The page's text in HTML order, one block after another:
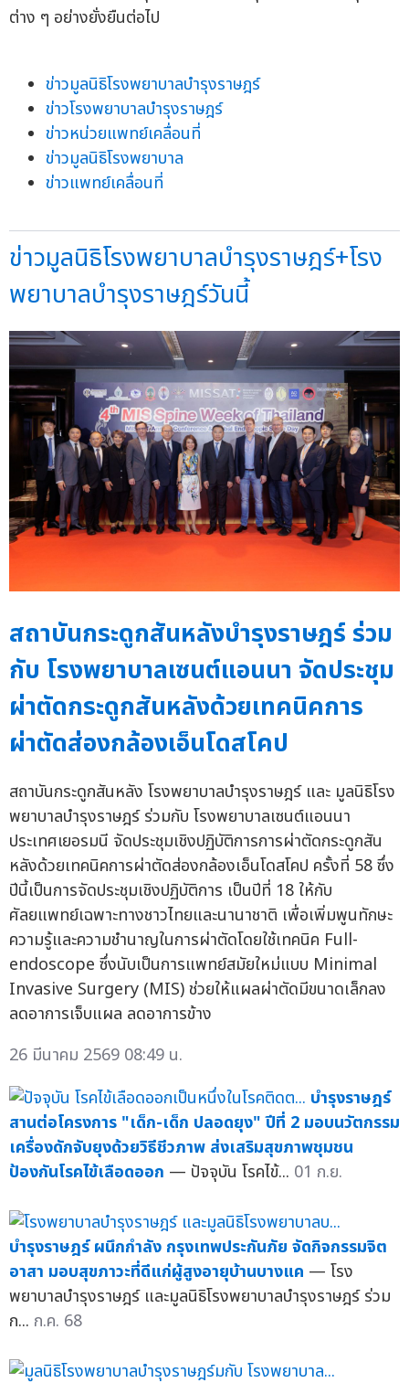
ต่าง ๆ อย่างยั่งยืนต่อไป
ข่าวมูลนิธิโรงพยาบาลบำรุงราษฎร์
ข่าวโรงพยาบาลบำรุงราษฎร์
ข่าวหน่วยแพทย์เคลื่อนที่
ข่าวมูลนิธิโรงพยาบาล
ข่าวแพทย์เคลื่อนที่
ข่าวมูลนิธิโรงพยาบาลบำรุงราษฎร์+โรง
พยาบาลบำรุงราษฎร์วันนี้
สถาบันกระดูกสันหลังบำรุงราษฎร์ ร่วม
กับ โรงพยาบาลเซนต์แอนนา จัดประชุม
ผ่าตัดกระดูกสันหลังด้วยเทคนิคการ
ผ่าตัดส่องกล้องเอ็นโดสโคป
สถาบันกระดูกสันหลัง โรงพยาบาลบำรุงราษฎร์ และ มูลนิธิโรง
พยาบาลบำรุงราษฎร์ ร่วมกับ โรงพยาบาลเซนต์แอนนา
ประเทศเยอรมนี จัดประชุมเชิงปฏิบัติการการผ่าตัดกระดูกสัน
หลังด้วยเทคนิคการผ่าตัดส่องกล้องเอ็นโดสโคป ครั้งที่ 58 ซึ่ง
ปีนี้เป็นการจัดประชุมเชิงปฏิบัติการ เป็นปีที่ 18 ให้กับ
ศัลยแพทย์เฉพาะทางชาวไทยและนานาชาติ เพื่อเพิ่มพูนทักษะ
ความรู้และความชำนาญในการผ่าตัดโดยใช้เทคนิค Full-
endoscope ซึ่งนับเป็นการแพทย์สมัยใหม่แบบ Minimal
Invasive Surgery (MIS) ช่วยให้แผลผ่าตัดมีขนาดเล็กลง
ลดอาการเจ็บแผล ลดอาการข้าง
26 มีนาคม 2569 08:49 น.
บำรุงราษฎร์
สานต่อโครงการ "เด็ก-เด็ก ปลอดยุง" ปีที่ 2 มอบนวัตกรรม
เครื่องดักจับยุงด้วยวิธีชีวภาพ ส่งเสริมสุขภาพชุมชน
ป้องกันโรคไข้เลือดออก — ปัจจุบัน โรคไข้... 01 ก.ย.
บำรุงราษฎร์ ผนึกกำลัง กรุงเทพประกันภัย จัดกิจกรรมจิต
อาสา มอบสุขภาวะที่ดีแก่ผู้สูงอายุบ้านบางแค — โรง
พยาบาลบำรุงราษฎร์ และมูลนิธิโรงพยาบาลบำรุงราษฎร์ ร่วม
ก... ก.ค. 68